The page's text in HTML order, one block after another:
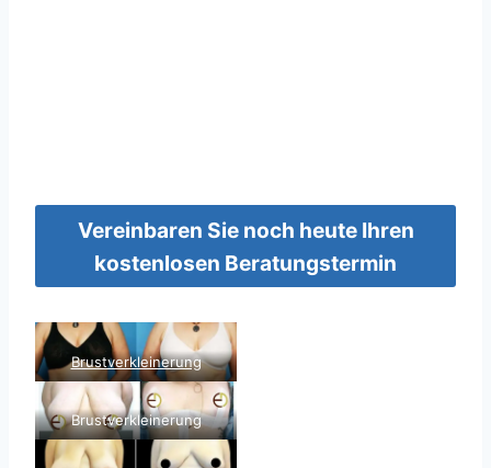
Vereinbaren Sie noch heute Ihren
kostenlosen Beratungstermin
Brustverkleinerung
Brustverkleinerung